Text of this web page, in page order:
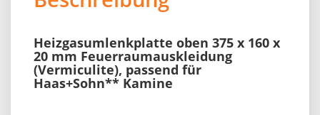
Heizgasumlenkplatte oben 375 x 160 x
20 mm Feuerraumauskleidung
(Vermiculite), passend für
Haas+Sohn** Kamine